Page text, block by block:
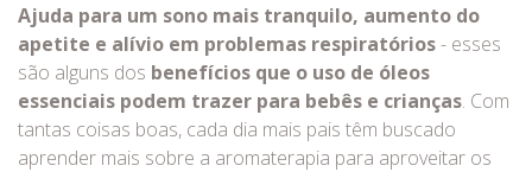
Ajuda para um sono mais tranquilo, aumento do
apetite e alívio em problemas respiratórios- esses
são alguns dos benefícios que o uso de óleos
essenciais podem trazer para bebês e crianças. Com
tantas coisas boas, cada dia mais pais têm buscado
aprender mais sobre a aromaterapia para aproveitar os